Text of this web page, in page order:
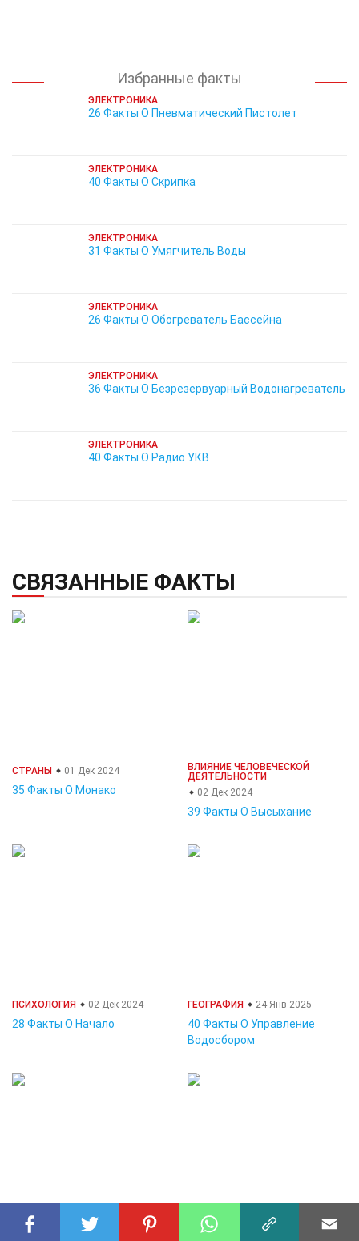
Избранные факты
ЭЛЕКТРОНИКА
26 Факты О Пневматический Пистолет
ЭЛЕКТРОНИКА
40 Факты О Скрипка
ЭЛЕКТРОНИКА
31 Факты О Умягчитель Воды
ЭЛЕКТРОНИКА
26 Факты О Обогреватель Бассейна
ЭЛЕКТРОНИКА
36 Факты О Безрезервуарный Водонагреватель
ЭЛЕКТРОНИКА
40 Факты О Радио УКВ
СВЯЗАННЫЕ ФАКТЫ
СТРАНЫ 01 Дек 2024
35 Факты О Монако
ВЛИЯНИЕ ЧЕЛОВЕЧЕСКОЙ
ДЕЯТЕЛЬНОСТИ
02 Дек 2024
39 Факты О Высыхание
ПСИХОЛОГИЯ 02 Дек 2024
28 Факты О Начало
ГЕОГРАФИЯ 24 Янв 2025
40 Факты О Управление
Водосбором
СТРАНЫ 01 Дек 2024 АСТРОНОМИЯ 02 Дек 2024